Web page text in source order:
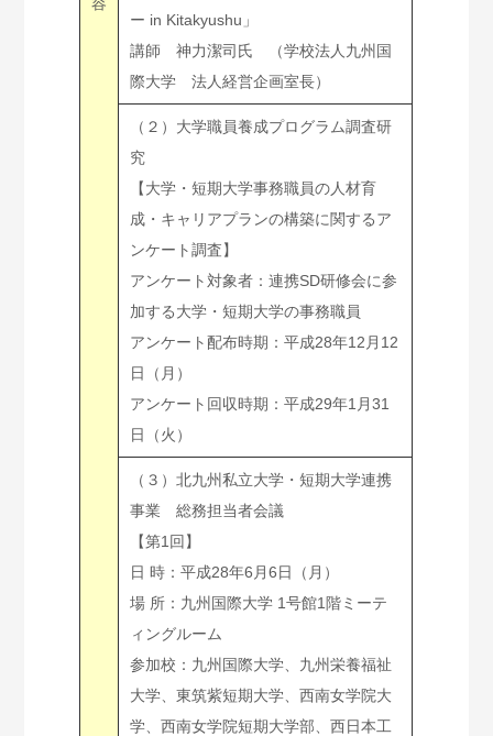
ー in Kitakyushu」
講師 神力潔司氏 （学校法人九州国
際大学 法人経営企画室長）
（２）大学職員養成プログラム調査研
究
【大学・短期大学事務職員の人材育
成・キャリアプランの構築に関するア
ンケート調査】
アンケート対象者：連携SD研修会に参
加する大学・短期大学の事務職員
アンケート配布時期：平成28年12月12
日（月）
アンケート回収時期：平成29年1月31
日（火）
（３）北九州私立大学・短期大学連携
事業 総務担当者会議
【第1回】
日 時：平成28年6月6日（月）
場 所：九州国際大学 1号館1階ミーテ
ィングルーム
参加校：九州国際大学、九州栄養福祉
大学、東筑紫短期大学、西南女学院大
学、西南女学院短期大学部、西日本工